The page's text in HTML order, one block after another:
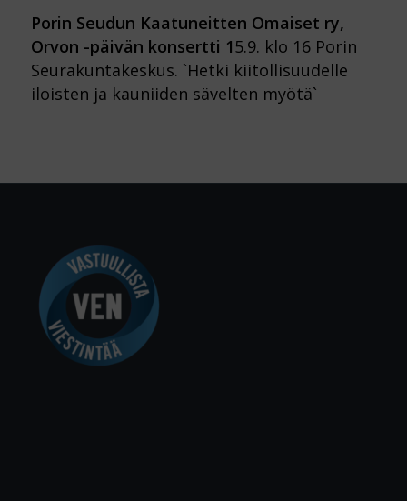
Porin Seudun Kaatuneitten Omaiset ry,
Orvon -päivän konsertti 15.9. klo 16 Porin
Seurakuntakeskus. `Hetki kiitollisuudelle
iloisten ja kauniiden sävelten myötä`